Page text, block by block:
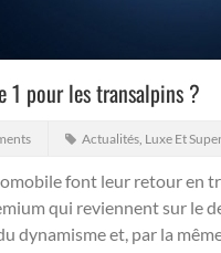
1 pour les transalpins ?
Actualités, Luxe Et
font leur retour en
qui reviennent sur le
dynamisme et, par la